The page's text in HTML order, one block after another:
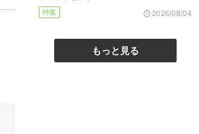
特集 2026/08/04
もっと見る